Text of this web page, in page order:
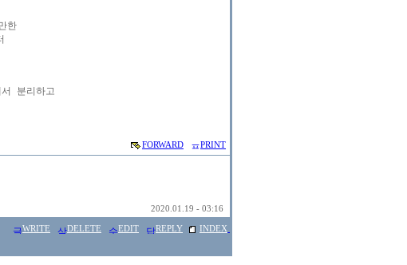
한
분리하고
FORWARD PRINT
2020.01.19 - 03:16
WRITE DELETE EDIT REPLY INDEX